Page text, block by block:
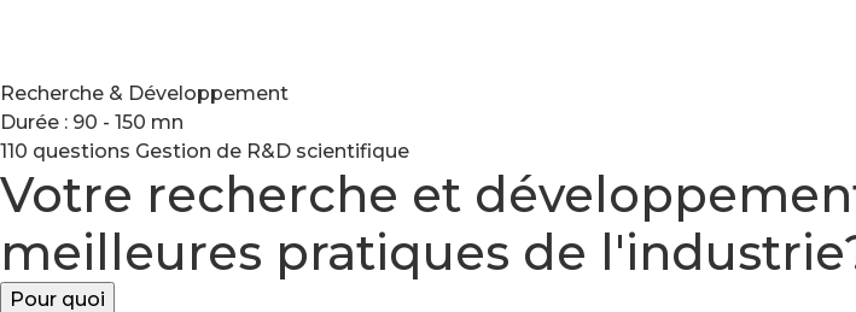
Recherche & Développement
Durée : 90 - 150 mn
110 questions Gestion de R&D scientifique
Votre recherche et
meilleures pratiques de
Pour quoi